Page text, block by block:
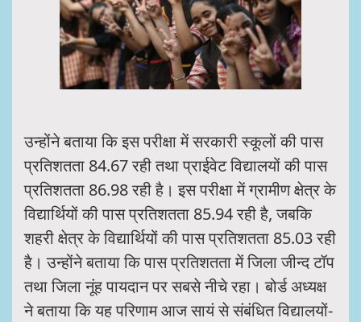
उन्होंने बताया कि इस परीक्षा में सरकारी स्कूलों की पास
प्रतिशतता 84.67 रही तथा प्राईवेट विद्यालयों की पास
प्रतिशतता 86.98 रही है। इस परीक्षा में ग्रामीण क्षेत्र के
विद्यार्थियों की पास प्रतिशतता 85.94 रही है, जबकि
शहरी क्षेत्र के विद्यार्थियों की पास प्रतिशतता 85.03 रही
है। उन्होंने बताया कि पास प्रतिशतता में जिला जीन्द टॉप
तथा जिला नूंह पायदान पर सबसे नीचे रहा। बोर्ड अध्यक्ष
ने बताया कि यह परिणाम आज सायं से संबंधित विद्यालयों-